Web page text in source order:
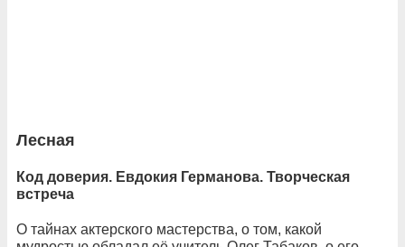
Лесная
Код доверия. Евдокия Германова. Творческая
встреча
О тайнах актерского мастерства, о том, какой